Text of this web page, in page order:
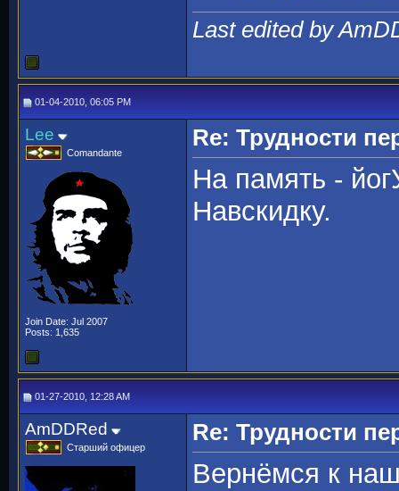
Last edited by
01-04-2010, 06:05 PM
Lee
Comandante
Join Date: Jul 2007
Posts: 1,635
Re: Трудности
На память -
Навскидку.
01-27-2010, 12:28 AM
AmDDRed
Старший офицер
Re: Трудности
Вернёмся к